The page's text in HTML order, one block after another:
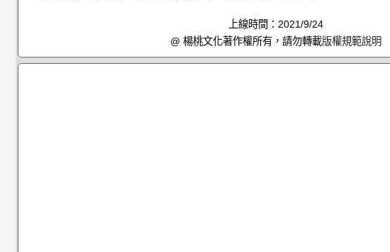
上線時間：2021/9/24
@ 楊桃文化著作權所有，請勿轉載版權規範說明